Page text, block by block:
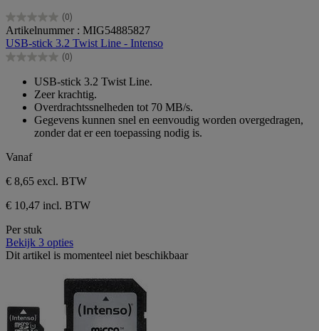
(0)
0.0
van
de
5
Artikelnummer : MIG54885827
USB-stick 3.2 Twist Line - Intenso
(0)
0.0
sterren.
USB-stick 3.2 Twist Line.
Zeer krachtig.
Overdrachtssnelheden tot 70 MB/s.
Gegevens kunnen snel en eenvoudig worden overgedragen,
zonder dat er een toepassing nodig is.
Vanaf
€ 8,65 excl. BTW
€ 10,47 incl. BTW
Per stuk
Bekijk 3 opties
Dit artikel is momenteel niet beschikbaar